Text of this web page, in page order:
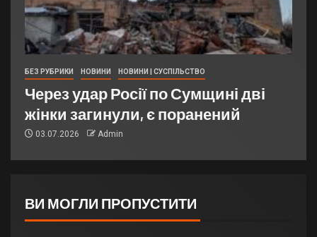
БЕЗ РУБРИКИ НОВИНИ НОВИНИ | СУСПІЛЬСТВО
Через удар Росії по Сумщині дві
жінки загинули, є поранений
03.07.2026 Admin
ВИ МОГЛИ ПРОПУСТИТИ